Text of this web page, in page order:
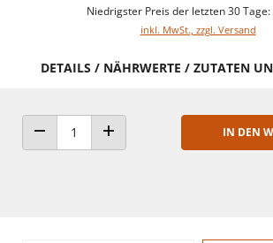
Niedrigster Preis der letzten 30 Tage:
inkl. MwSt., zzgl. Versand
DETAILS / NÄHRWERTE / ZUTATEN
ANZAHL VERRINGERNANZAHL ERHÖHEN
IN DEN